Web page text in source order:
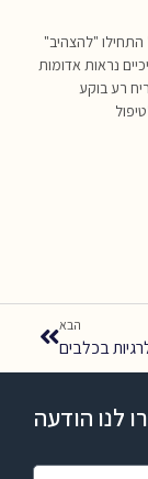
"להצהיב"
נראות אדומות
רע בוקע
הבא
בכלבים
לנו הודעה